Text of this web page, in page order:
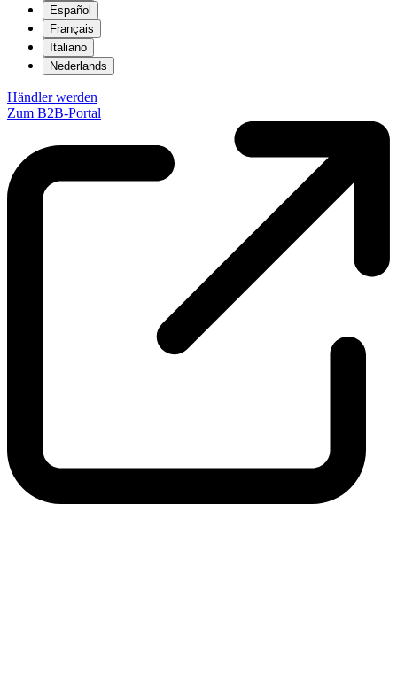
Español
Français
Italiano
Nederlands
Händler werden
Zum B2B-Portal